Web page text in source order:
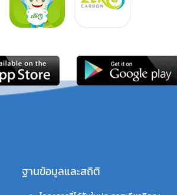
ฐานข้อมูลและสถิติ